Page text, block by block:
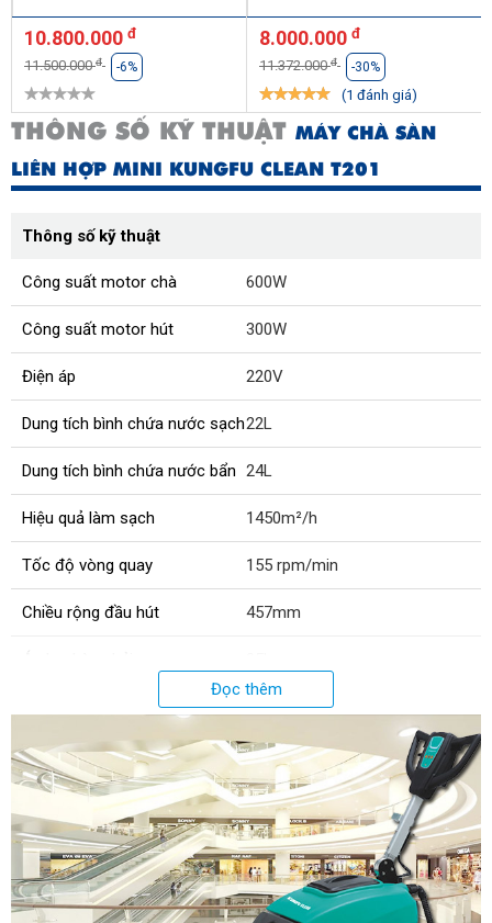
10.800.000 đ
11.500.000đ -6%
8.000.000 đ
11.372.000đ -30%
(1 đánh giá)
THÔNG SỐ KỸ THUẬT MÁY CHÀ SÀN
LIÊN HỢP MINI KUNGFU CLEAN T201
Thông số kỹ thuật
Công suất motor chà 600W
Công suất motor hút 300W
Điện áp 220V
Dung tích bình chứa nước sạch22L
Dung tích bình chứa nước bẩn 24L
Hiệu quả làm sạch 1450m²/h
Tốc độ vòng quay 155 rpm/min
Chiều rộng đầu hút 457mm
Đường kính bàn chà 455mm
Độ dài dây điện 18m
Trọng lượng sản phẩm 30kg
Trọng lượng tổng 60kg
Kích thước đóng gói 840 x 520 x 870mm
Đọc thêm